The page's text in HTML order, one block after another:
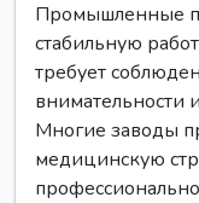
Промышленные
стабильную
требует
внимательности
Многие заводы
медицинскую